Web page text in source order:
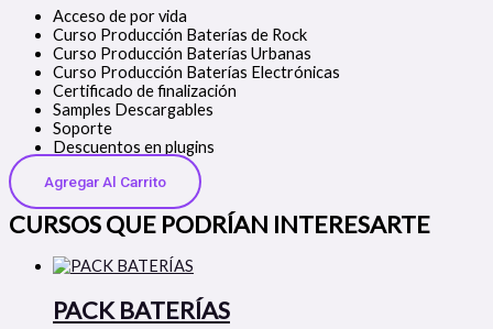
Acceso de por vida
Curso Producción Baterías de Rock
Curso Producción Baterías Urbanas
Curso Producción Baterías Electrónicas
Certificado de finalización
Samples Descargables
Soporte
Descuentos en plugins
Agregar Al Carrito
CURSOS QUE PODRÍAN INTERESARTE
PACK BATERÍAS